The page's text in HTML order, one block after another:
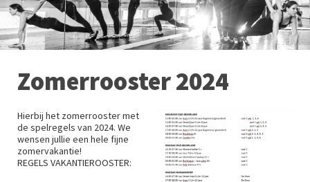
Zomerrooster 2024
Hierbij het zomerrooster met
de spelregels van 2024. We
wensen jullie een hele fijne
zomervakantie!
REGELS VAKANTIEROOSTER: